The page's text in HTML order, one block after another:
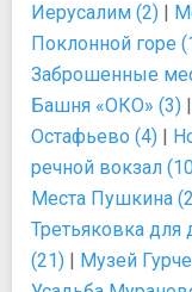
Иерусалим (2) |
Поклонной горе
Заброшенные
Башня «ОКО» (3) |
Остафьево (4) |
речной вокзал
Места Пушкина
Третьяковка для
(21) | Музей